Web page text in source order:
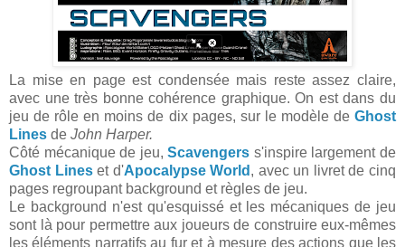
La mise en page est condensée mais reste assez claire,
avec une très bonne cohérence graphique. On est dans du
jeu de rôle en moins de dix pages, sur le modèle de Ghost
Lines de John Harper.
Côté mécanique de jeu,Scavengers s'inspire largement de
Ghost Lineset d'Apocalypse World , avec un livret de cinq
pages regroupant background et règles de jeu.
Le background n'est qu'esquissé et les mécaniques de jeu
sont là pour permettre aux joueurs de construire eux-mêmes
les éléments narratifs au fur et à mesure des actions que les